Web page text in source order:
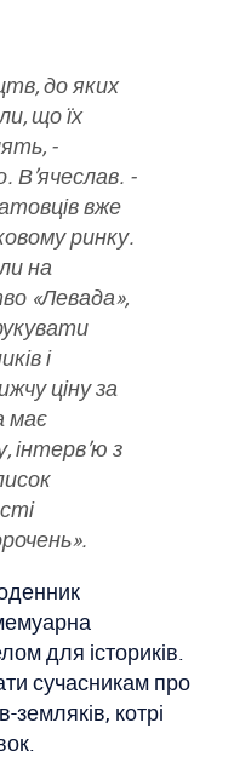
до яких
що їх
-
В’ячеслав. -
вже
ринку.
на
«Левада»,
і
ціну за
має
інтерв’ю з
для істориків.
сучасникам про
земляків, котрі